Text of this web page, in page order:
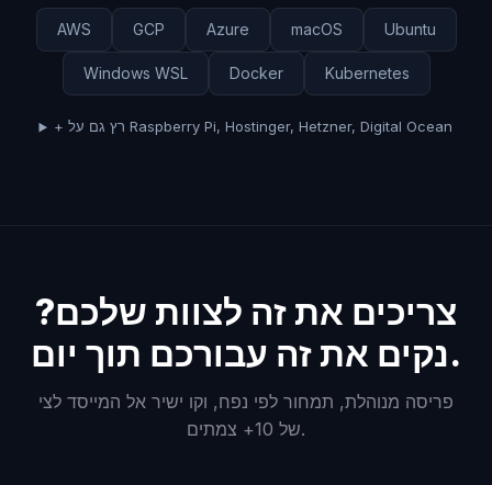
AWS GCP Azure macOS Ubuntu
Windows WSL Docker Kubernetes
+ רץ גם על Raspberry Pi, Hostinger, Hetzner, Digital Ocean
צריכים את זה לצוות שלכם?
נקים את זה עבורכם תוך יום.
פריסה מנוהלת, תמחור לפי נפח, וקו ישיר אל המייסד לצי
של 10+ צמתים.